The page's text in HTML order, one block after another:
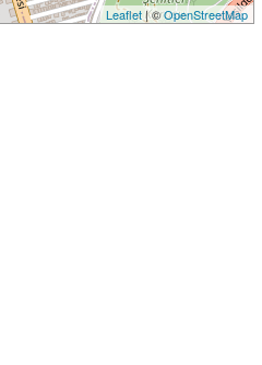
Leaflet| ©OpenStreetMap